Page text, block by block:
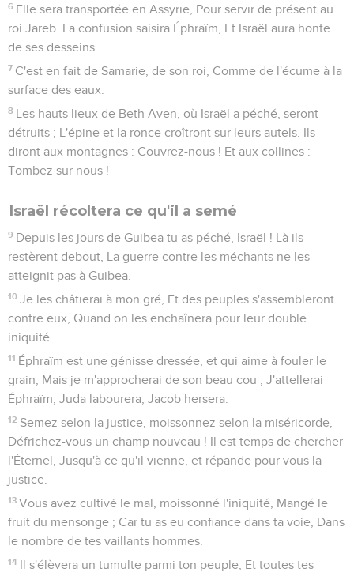
6 Elle sera transportée en Assyrie, Pour servir de présent au
roi Jareb. La confusion saisira Éphraïm, Et Israël aura honte
de ses desseins.
7 C'est en fait de Samarie, de son roi, Comme de l'écume à la
surface des eaux.
8 Les hauts lieux de Beth Aven, où Israël a péché, seront
détruits ; L'épine et la ronce croîtront sur leurs autels. Ils
diront aux montagnes : Couvrez-nous ! Et aux collines :
Tombez sur nous !
Israël récoltera ce qu'il a semé
9 Depuis les jours de Guibea tu as péché, Israël ! Là ils
restèrent debout, La guerre contre les méchants ne les
atteignit pas à Guibea.
10 Je les châtierai à mon gré, Et des peuples s'assembleront
contre eux, Quand on les enchaînera pour leur double
iniquité.
11 Éphraïm est une génisse dressée, et qui aime à fouler le
grain, Mais je m'approcherai de son beau cou ; J'attellerai
Éphraïm, Juda labourera, Jacob hersera.
12 Semez selon la justice, moissonnez selon la miséricorde,
Défrichez-vous un champ nouveau ! Il est temps de chercher
l'Éternel, Jusqu'à ce qu'il vienne, et répande pour vous la
justice.
13 Vous avez cultivé le mal, moissonné l'iniquité, Mangé le
fruit du mensonge ; Car tu as eu confiance dans ta voie, Dans
le nombre de tes vaillants hommes.
14 Il s'élèvera un tumulte parmi ton peuple, Et toutes tes